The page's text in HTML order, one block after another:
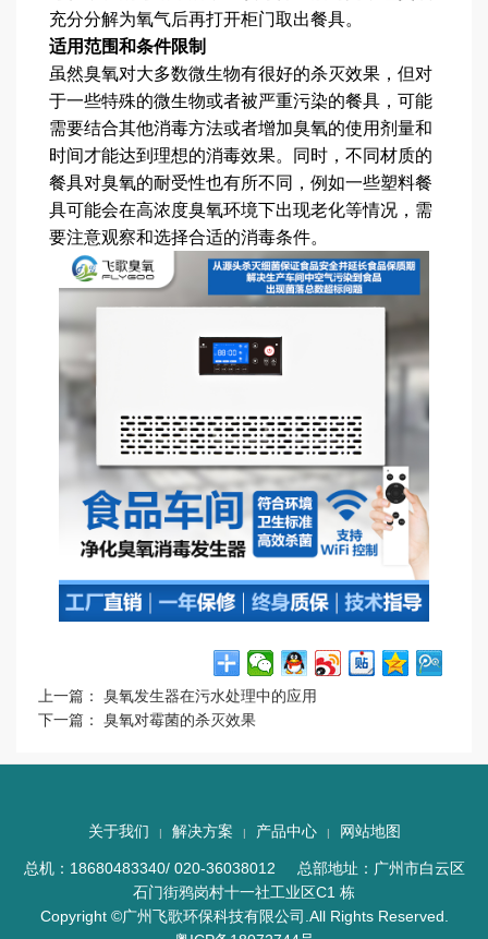
充分分解为氧气后再打开柜门取出餐具。
适用范围和条件限制
虽然臭氧对大多数微生物有很好的杀灭效果，但对
于一些特殊的微生物或者被严重污染的餐具，可能
需要结合其他消毒方法或者增加臭氧的使用剂量和
时间才能达到理想的消毒效果。同时，不同材质的
餐具对臭氧的耐受性也有所不同，例如一些塑料餐
具可能会在高浓度臭氧环境下出现老化等情况，需
要注意观察和选择合适的消毒条件。
上一篇： 臭氧发生器在污水处理中的应用
下一篇： 臭氧对霉菌的杀灭效果
关于我们 | 解决方案 | 产品中心 | 网站地图
总机：18680483340/ 020-36038012 总部地址：广州市白云区
石门街鸦岗村十一社工业区C1 栋
Copyright ©广州飞歌环保科技有限公司.All Rights Reserved.